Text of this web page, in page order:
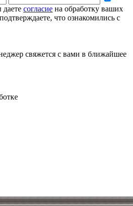
согласие на обработку ваших
что ознакомились с
свяжется с вами в ближайшее